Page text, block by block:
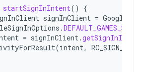
startSignInIntent()
{
signInClient =
.
= signInClient.getSignInIntent
(intent, RC_SIGN_IN